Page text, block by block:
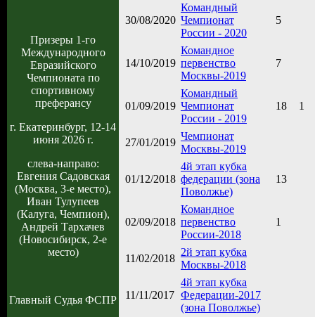
Призеры 1-го
Международного
Евразийского
Чемпионата по
спортивному
преферансу
г. Екатеринбург, 12-14
июня 2026 г.
слева-направо:
Евгения Садовская
(Москва, 3-е место),
Иван Тулупеев
(Калуга, Чемпион),
Андрей Тархачев
(Новосибирск, 2-е
место)
Главный Судья ФСПР
30/08/2020
Командный
Чемпионат
России - 2020
5
14/10/2019
Командное
первенство
Москвы-2019
7
01/09/2019
Командный
Чемпионат
России - 2019
18 1
27/01/2019
Чемпионат
Москвы-2019
01/12/2018
4й этап кубка
федерации (зона
Поволжье)
13
02/09/2018
Командное
первенство
России-2018
1
11/02/2018
2й этап кубка
Москвы-2018
11/11/2017
4й этап кубка
Федерации-2017
(зона Поволжье)